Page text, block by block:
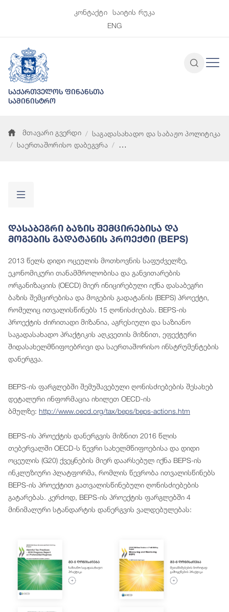
კონტაქტი
საიტის რუკა
ENG
საქართველოს ფინანსთა
სამინისტრო
მთავარი გვერდი
საგადასახადო და საბაჟო პოლიტიკა
საერთაშორისო დაბეგვრა
Დასაბეგრი Ბაზის Შემცირებისა Და
Მოგების Გადატანის Პროექტი (BEPS)
2013 წელს დიდი ოცეულის მოთხოვნის საფუძველზე,
ეკონომიკური თანამშროლობისა და განვითარების
ორგანიზაციის (OECD) მიერ ინიცირებული იქნა დასაბეგრი
ბაზის შემცირებისა და მოგების გადატანის (BEPS) პროექტი,
რომელიც ითვალისწინებს 15 ღონისძიებას. BEPS-ის
პროექტის ძირითადი მიზანია, აგრესიული და საზიანო
საგადასახადო პრაქტიკის აღკვეთის მიზნით, ეფექტური
შიდასახელმწიფოებრივი და საერთაშორისო ინსტრუმენტების
დანერგვა.
BEPS-ის ფარგლებში შემუშავებული ღონისძიებების შესახებ
დეტალური ინფორმაცია იხილეთ OECD-ის
ბმულზე: http://www.oecd.org/tax/beps/beps-actions.htm
BEPS-ის პროექტის დანერგვის მიზნით 2016 წლის
თებერვალში OECD-ს წევრი სახელმწიფოებისა და დიდი
ოცეულის (G20) ქვეყნების მიერ დაარსებულ იქნა BEPS-ის
ინკლუზიური პლატფორმა, რომლის წევრობა ითვალისწინებს
BEPS-ის პროექტით გათვალისწინებული ღონისძიებების
გატარებას. კერძოდ, BEPS-ის პროექტის ფარგლებში 4
მინიმალური სტანდარტის დანერგვის ვალდებულებას: